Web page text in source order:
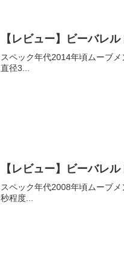
【レビュー】ビーバレ
スペック年代2014年頃ムーブ
直径3...
【レビュー】ビーバレ
スペック年代2008年頃ムーブ
秒程度...